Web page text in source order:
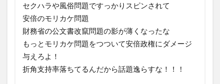
セクハラや風俗問題ですっかりスピンされて
安倍のモリカケ問題
財務省の公文書改竄問題の影が薄くなったな
もっとモリカケ問題をつついて安倍政権にダメージ
与えろよ！
折角支持率落ちてるんだから話題逸らすな！！！